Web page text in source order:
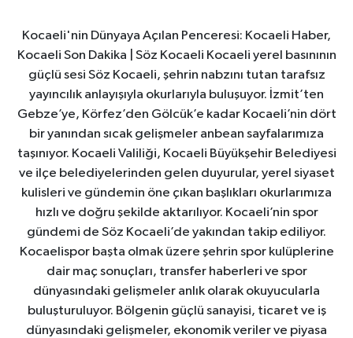
Kocaeli'nin Dünyaya Açılan Penceresi: Kocaeli Haber,
Kocaeli Son Dakika | Söz Kocaeli Kocaeli yerel basınının
güçlü sesi Söz Kocaeli, şehrin nabzını tutan tarafsız
yayıncılık anlayışıyla okurlarıyla buluşuyor. İzmit’ten
Gebze’ye, Körfez’den Gölcük’e kadar Kocaeli’nin dört
bir yanından sıcak gelişmeler anbean sayfalarımıza
taşınıyor. Kocaeli Valiliği, Kocaeli Büyükşehir Belediyesi
ve ilçe belediyelerinden gelen duyurular, yerel siyaset
kulisleri ve gündemin öne çıkan başlıkları okurlarımıza
hızlı ve doğru şekilde aktarılıyor. Kocaeli’nin spor
gündemi de Söz Kocaeli’de yakından takip ediliyor.
Kocaelispor başta olmak üzere şehrin spor kulüplerine
dair maç sonuçları, transfer haberleri ve spor
dünyasındaki gelişmeler anlık olarak okuyucularla
buluşturuluyor. Bölgenin güçlü sanayisi, ticaret ve iş
dünyasındaki gelişmeler, ekonomik veriler ve piyasa